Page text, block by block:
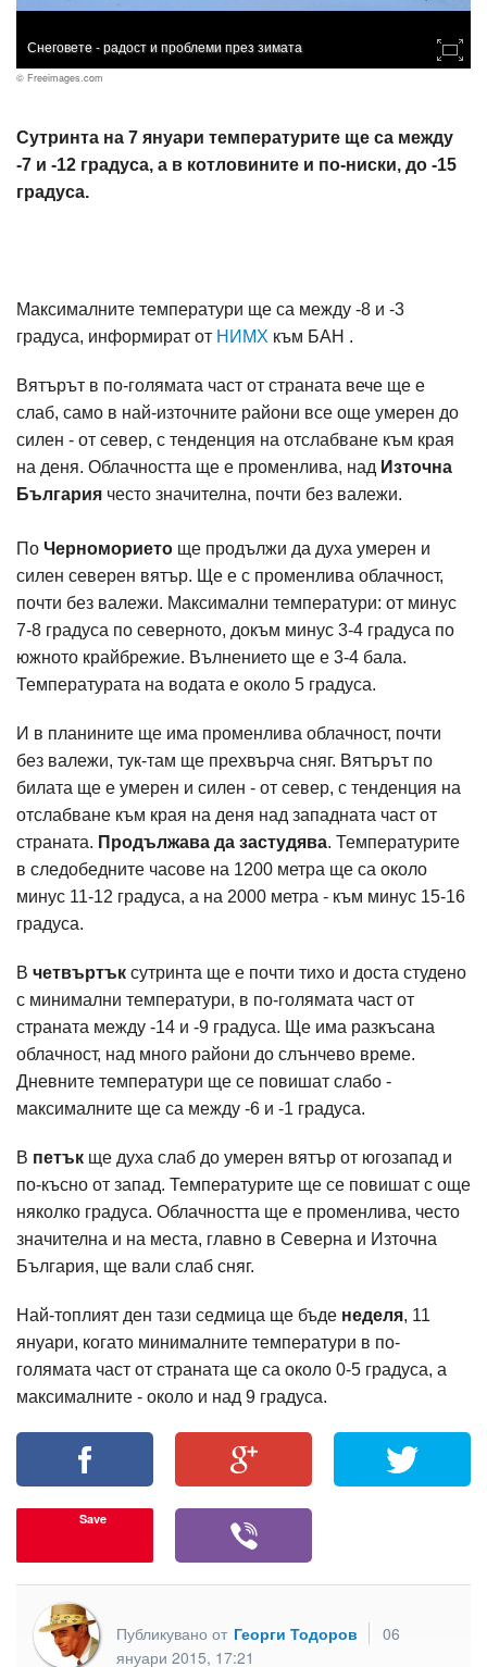
Снеговете - радост и проблеми през зимата
© Freeimages.com
Сутринта на 7 януари температурите ще са между
-7 и -12 градуса, а в котловините и по-ниски, до -15
градуса.
Максималните температури ще са между -8 и -3
градуса, информират от НИМХ към БАН .
Вятърът в по-голямата част от страната вече ще е
слаб, само в най-източните райони все още умерен до
силен - от север, с тенденция на отслабване към края
на деня. Облачността ще е променлива, над Източна
България често значителна, почти без валежи.
По Черноморието ще продължи да духа умерен и
силен северен вятър. Ще е с променлива облачност,
почти без валежи. Максимални температури: от минус
7-8 градуса по северното, докъм минус 3-4 градуса по
южното крайбрежие. Вълнението ще е 3-4 бала.
Температурата на водата е около 5 градуса.
И в планините ще има променлива облачност, почти
без валежи, тук-там ще прехвърча сняг. Вятърът по
билата ще е умерен и силен - от север, с тенденция на
отслабване към края на деня над западната част от
страната. Продължава да застудява. Температурите
в следобедните часове на 1200 метра ще са около
минус 11-12 градуса, а на 2000 метра - към минус 15-16
градуса.
В четвъртък сутринта ще е почти тихо и доста студено
с минимални температури, в по-голямата част от
страната между -14 и -9 градуса. Ще има разкъсана
облачност, над много райони до слънчево време.
Дневните температури ще се повишат слабо -
максималните ще са между -6 и -1 градуса.
В петък ще духа слаб до умерен вятър от югозапад и
по-късно от запад. Температурите ще се повишат с още
няколко градуса. Облачността ще е променлива, често
значителна и на места, главно в Северна и Източна
България, ще вали слаб сняг.
Най-топлият ден тази седмица ще бъде неделя, 11
януари, когато минималните температури в по-
голямата част от страната ще са около 0-5 градуса, а
максималните - около и над 9 градуса.
Save
Публикувано от Георги Тодоров
06
януари 2015, 17:21